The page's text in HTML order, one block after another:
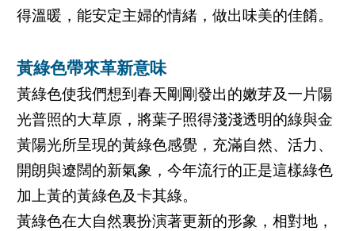
得溫暖，能安定主婦的情緒，做出味美的佳餚。
黃綠色帶來革新意味
黃綠色使我們想到春天剛剛發出的嫩芽及一片陽
光普照的大草原，將葉子照得淺淺透明的綠與金
黃陽光所呈現的黃綠色感覺，充滿自然、活力、
開朗與遼闊的新氣象，今年流行的正是這樣綠色
加上黃的黃綠色及卡其綠。
黃綠色在大自然裏扮演著更新的形象，相對地，